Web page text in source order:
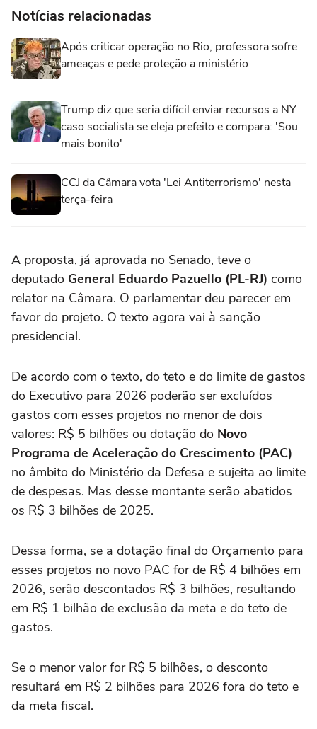
Notícias relacionadas
Após criticar operação no Rio, professora sofre
ameaças e pede proteção a ministério
Trump diz que seria difícil enviar recursos a NY
caso socialista se eleja prefeito e compara: 'Sou
mais bonito'
CCJ da Câmara vota 'Lei Antiterrorismo' nesta
terça-feira
A proposta, já aprovada no Senado, teve o
deputado General Eduardo Pazuello (PL-RJ) como
relator na Câmara. O parlamentar deu parecer em
favor do projeto. O texto agora vai à sanção
presidencial.
De acordo com o texto, do teto e do limite de gastos
do Executivo para 2026 poderão ser excluídos
gastos com esses projetos no menor de dois
valores: R$ 5 bilhões ou dotação do Novo
Programa de Aceleração do Crescimento (PAC)
no âmbito do Ministério da Defesa e sujeita ao limite
de despesas. Mas desse montante serão abatidos
os R$ 3 bilhões de 2025.
Dessa forma, se a dotação final do Orçamento para
esses projetos no novo PAC for de R$ 4 bilhões em
2026, serão descontados R$ 3 bilhões, resultando
em R$ 1 bilhão de exclusão da meta e do teto de
gastos.
Se o menor valor for R$ 5 bilhões, o desconto
resultará em R$ 2 bilhões para 2026 fora do teto e
da meta fiscal.